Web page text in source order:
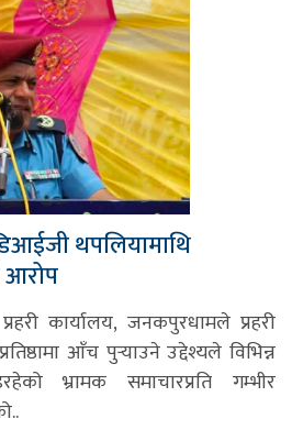
थपलियामाथि
आरोप
कार्यालय, जनकपुरधामले प्रहरी
आँच पुर्‍याउने उद्देश्यले विभिन्न
भ्रामक समाचारप्रति गम्भीर